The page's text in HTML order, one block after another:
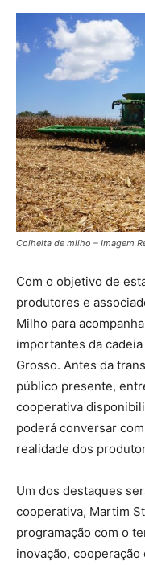
Colheita de milho – Imagem
Com o objetivo de
produtores e
Milho para
importantes da
Grosso. Antes da
público presente,
cooperativa
poderá conversar
realidade dos
Um dos destaques
cooperativa, Martim
programação com o
inovação,